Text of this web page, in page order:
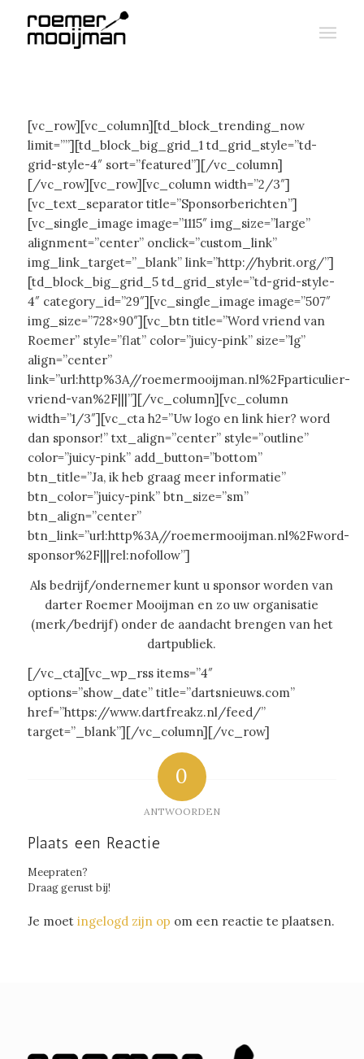
[vc_row][vc_column][td_block_trending_now
limit=””][td_block_big_grid_1 td_grid_style=”td-
grid-style-4″ sort=”featured”][/vc_column]
[/vc_row][vc_row][vc_column width=”2/3″]
[vc_text_separator title=”Sponsorberichten”]
[vc_single_image image=”1115″ img_size=”large”
alignment=”center” onclick=”custom_link”
img_link_target=”_blank” link=”http://hybrit.org/”]
[td_block_big_grid_5 td_grid_style=”td-grid-style-
4″ category_id=”29″][vc_single_image image=”507″
img_size=”728×90″][vc_btn title=”Word vriend van
Roemer” style=”flat” color=”juicy-pink” size=”lg”
align=”center”
link=”url:http%3A//roemermooijman.nl%2Fparticulier-
vriend-van%2F|||”][/vc_column][vc_column
width=”1/3″][vc_cta h2=”Uw logo en link hier? word
dan sponsor!” txt_align=”center” style=”outline”
color=”juicy-pink” add_button=”bottom”
btn_title=”Ja, ik heb graag meer informatie”
btn_color=”juicy-pink” btn_size=”sm”
btn_align=”center”
btn_link=”url:http%3A//roemermooijman.nl%2Fword-
sponsor%2F|||rel:nofollow”]
Als bedrijf/ondernemer kunt u sponsor worden van
darter Roemer Mooijman en zo uw organisatie
(merk/bedrijf) onder de aandacht brengen van het
dartpubliek.
[/vc_cta][vc_wp_rss items=”4″
options=”show_date” title=”dartsnieuws.com”
href=”https://www.dartfreakz.nl/feed/”
target=”_blank”][/vc_column][/vc_row]
0
ANTWOORDEN
Plaats een Reactie
Meepraten?
Draag gerust bij!
Je moet ingelogd zijn op om een reactie te plaatsen.